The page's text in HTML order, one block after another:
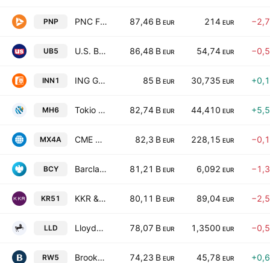
PNP PNC Financial Services Group, Inc. 87,46 B EUR 214 EUR
UB5 U.S. Bancorp 86,48 B EUR 54,74 EUR
INN1 ING Groep N.V. 85 B EUR 30,735 EUR
MH6 Tokio Marine Holdings, Inc. 82,74 B EUR 44,410 EUR
MX4A CME Group Inc. Class A 82,3 B EUR 228,15 EUR
BCY Barclays PLC 81,21 B EUR 6,092 EUR
KR51 KKR & Co Inc 80,11 B EUR 89,04 EUR
LLD Lloyds Banking Group plc 78,07 B EUR 1,3500 EUR
RW5 Brookfield Asset Management Ltd. Class A 74,23 B EUR 45,78 EUR